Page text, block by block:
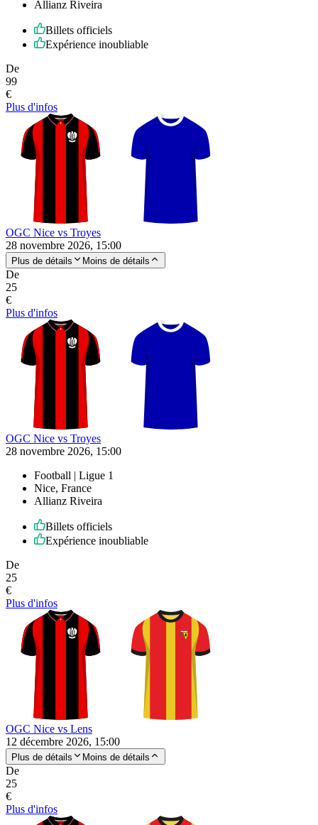
Allianz Riveira
Billets officiels
Expérience inoubliable
De
99
€
Plus d'infos
OGC Nice vs Troyes
28 novembre 2026, 15:00
Plus de détails Moins de détails
De
25
€
Plus d'infos
OGC Nice vs Troyes
28 novembre 2026, 15:00
Football | Ligue 1
Nice, France
Allianz Riveira
Billets officiels
Expérience inoubliable
De
25
€
Plus d'infos
OGC Nice vs Lens
12 décembre 2026, 15:00
Plus de détails Moins de détails
De
25
€
Plus d'infos